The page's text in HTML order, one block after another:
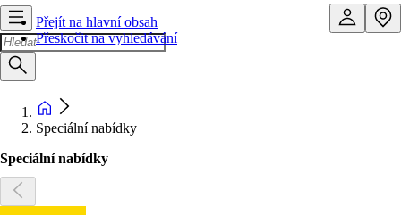
Přejít na hlavní obsah
Přeskočit na vyhledávání
Speciální nabídky
Speciální nabídky